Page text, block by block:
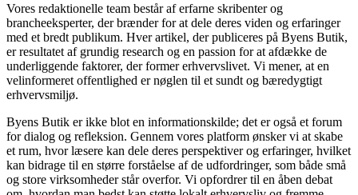
Vores redaktionelle team består af erfarne skribenter og
brancheeksperter, der brænder for at dele deres viden og erfaringer
med et bredt publikum. Hver artikel, der publiceres på Byens Butik,
er resultatet af grundig research og en passion for at afdække de
underliggende faktorer, der former erhvervslivet. Vi mener, at en
velinformeret offentlighed er nøglen til et sundt og bæredygtigt
erhvervsmiljø.
Byens Butik er ikke blot en informationskilde; det er også et forum
for dialog og refleksion. Gennem vores platform ønsker vi at skabe
et rum, hvor læsere kan dele deres perspektiver og erfaringer, hvilket
kan bidrage til en større forståelse af de udfordringer, som både små
og store virksomheder står overfor. Vi opfordrer til en åben debat